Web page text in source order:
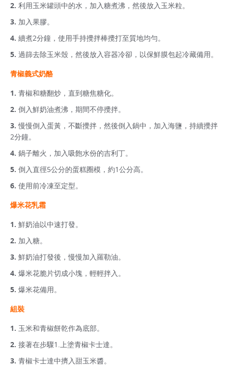
利用玉米罐頭中的水，加入糖煮沸，然後放入玉米粒。
加入果膠。
續煮2分鐘，使用手持攪拌棒攪打至質地均勻。
過篩去除玉米殼，然後放入容器冷卻，以保鮮膜包起冷藏備用。
青椒義式奶酪
青椒和糖翻炒，直到糖焦糖化。
倒入鮮奶油煮沸，期間不停攪拌。
慢慢倒入蛋黃，不斷攪拌，然後倒入鍋中，加入海鹽，持續攪拌
2分鐘。
鍋子離火，加入吸飽水份的吉利丁。
倒入直徑5公分的蛋糕圈模，約1公分高。
使用前冷凍至定型。
爆米花乳霜
鮮奶油以中速打發。
加入糖。
鮮奶油打發後，慢慢加入羅勒油。
爆米花脆片切成小塊，輕輕拌入。
爆米花備用。
組裝
玉米和青椒餅乾作為底部。
接著在步驟1.上塗青椒卡士達。
青椒卡士達中擠入甜玉米醬。